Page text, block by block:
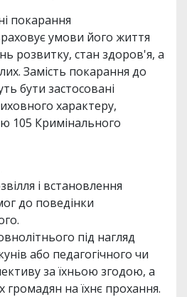
покарання
умови його життя
розвитку, стан здоров'я, а
Замість покарання до
бути застосовані
характеру,
105 Кримінального
і встановлення
до поведінки
під нагляд
або педагогічного чи
за їхньою згодою, а
на їхнє прохання.